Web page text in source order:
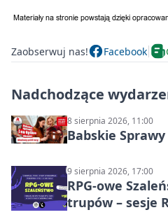
Zaobserwuj nas! Facebook
Nadchodzące
8 sierpnia 2026, 11:00
Babskie
9 sierpnia 2026, 17:00
RPG-owe
trupów – sesje